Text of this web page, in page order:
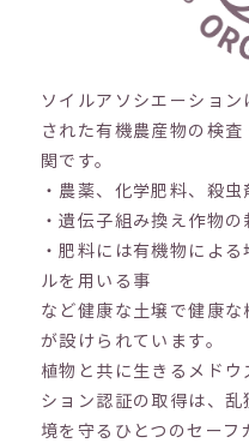
ソイルアソシエーショ
された有機農産物の検
関です。
・農薬、化学肥料、殺
・遺伝子組み換え作物
・肥料には有機物によ
ルを用いる事
など健康な土壌で健康
が設けられています。
植物と共に生きるメド
ション認証の取得は、
境を守るひとつのセーフ